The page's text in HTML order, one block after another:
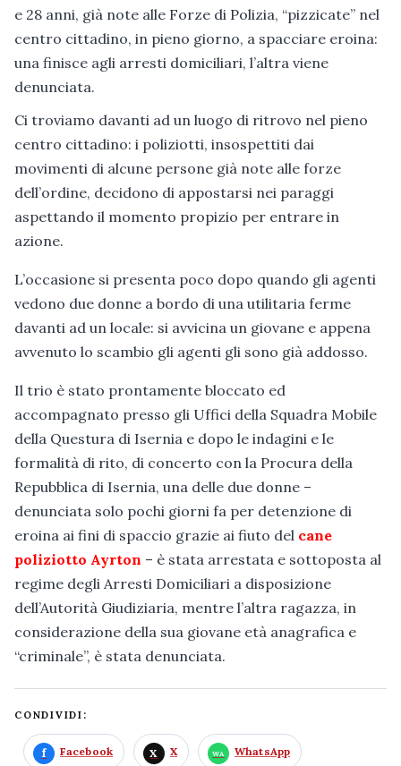
e 28 anni, già note alle Forze di Polizia, “pizzicate” nel
centro cittadino, in pieno giorno, a spacciare eroina:
una finisce agli arresti domiciliari, l’altra viene
denunciata.
Ci troviamo davanti ad un luogo di ritrovo nel pieno
centro cittadino: i poliziotti, insospettiti dai
movimenti di alcune persone già note alle forze
dell’ordine, decidono di appostarsi nei paraggi
aspettando il momento propizio per entrare in
azione.
L’occasione si presenta poco dopo quando gli agenti
vedono due donne a bordo di una utilitaria ferme
davanti ad un locale: si avvicina un giovane e appena
avvenuto lo scambio gli agenti gli sono già addosso.
Il trio è stato prontamente bloccato ed
accompagnato presso gli Uffici della Squadra Mobile
della Questura di Isernia e dopo le indagini e le
formalità di rito, di concerto con la Procura della
Repubblica di Isernia, una delle due donne –
denunciata solo pochi giorni fa per detenzione di
eroina ai fini di spaccio grazie ai fiuto del cane
poliziotto Ayrton – è stata arrestata e sottoposta al
regime degli Arresti Domiciliari a disposizione
dell’Autorità Giudiziaria, mentre l’altra ragazza, in
considerazione della sua giovane età anagrafica e
“criminale”, è stata denunciata.
CONDIVIDI:
Facebook X WhatsApp